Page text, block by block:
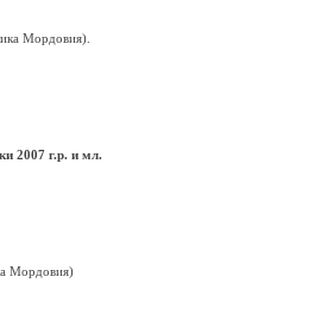
Мордовия).
2007 г.р. и мл.
Мордовия)